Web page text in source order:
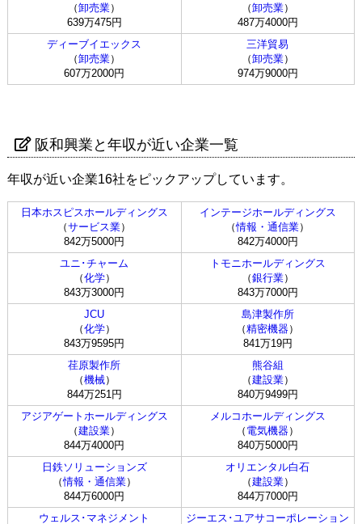
（卸売業）
639万475円
（卸売業）
487万4000円
ディーブイエックス
（卸売業）
607万2000円
三洋貿易
（卸売業）
974万9000円
阪和興業と年収が近い企業一覧
年収が近い企業16社をピックアップしています。
日本ホスピスホールディングス
（サービス業）
842万5000円
インテージホールディングス
（情報・通信業）
842万4000円
ユニ･チャーム
（化学）
843万3000円
トモニホールディングス
（銀行業）
843万7000円
JCU
（化学）
843万9595円
島津製作所
（精密機器）
841万19円
荏原製作所
（機械）
844万251円
熊谷組
（建設業）
840万9499円
アジアゲートホールディングス
（建設業）
844万4000円
メルコホールディングス
（ 電気機器）
840万5000円
日鉄ソリューションズ
（情報・通信業）
844万6000円
オリエンタル白石
（建設業）
844万7000円
ウェルス･マネジメント
ジーエス･ユアサコーポレーション